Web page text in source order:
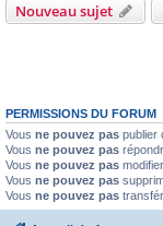
Nouveau sujet
PERMISSIONS DU FORUM
Vous ne pouvez pas publier
Vous ne pouvez pas
Vous ne pouvez pas
Vous ne pouvez pas
Vous ne pouvez pas